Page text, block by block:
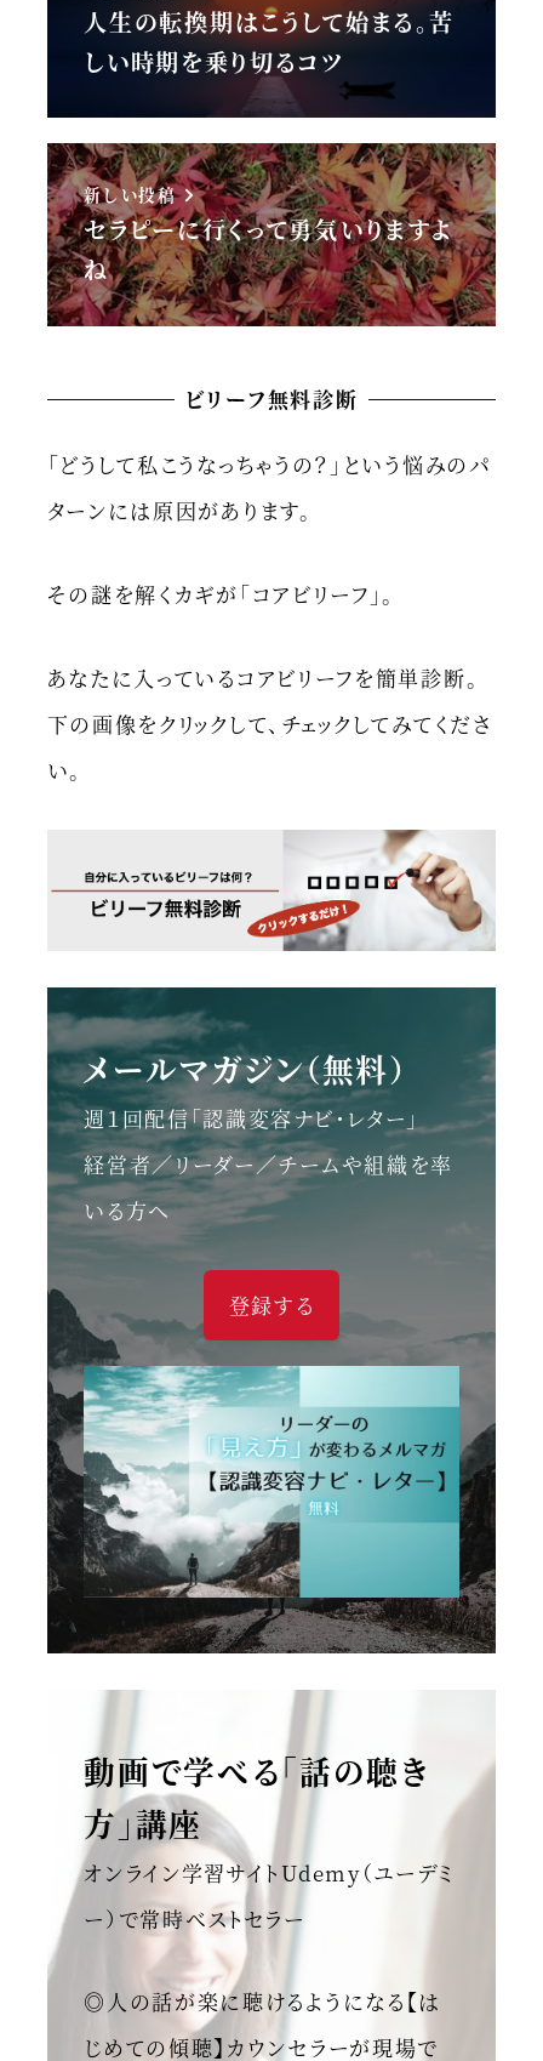
人生の転換期はこうして始まる。苦
しい時期を乗り切るコツ
新しい投稿
セラピーに行くって勇気いりますよ
ね
ビリーフ無料診断
「どうして私こうなっちゃうの？」という悩みのパ
ターンには原因があります。
その謎を解くカギが「コアビリーフ」。
あなたに入っているコアビリーフを簡単診断。
下の画像をクリックして、チェックしてみてくださ
い。
メールマガジン（無料）
週１回配信「認識変容ナビ・レター」
経営者／リーダー／チームや組織を率
いる方へ
登録する
動画で学べる「話の聴き
方」講座
オンライン学習サイトUdemy（ユーデミ
ー）で常時ベストセラー
◎人の話が楽に聴けるようになる【は
じめての傾聴】カウンセラーが現場で